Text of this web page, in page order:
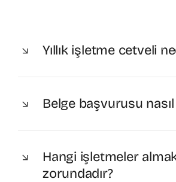
Yıllık işletme cetveli
Belge başvurusu nasıl
Hangi işletmeler
zorundadır?